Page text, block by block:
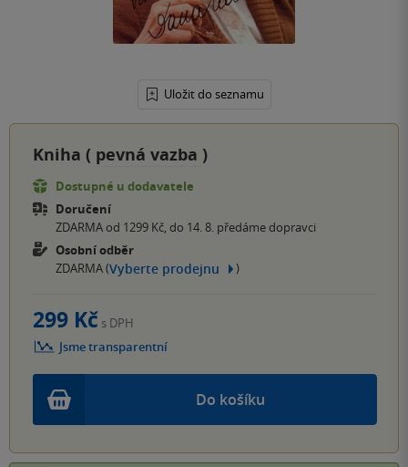
Uložit do seznamu
Kniha ( pevná vazba )
Dostupné u dodavatele
Doručení
ZDARMA od 1299 Kč, do 14. 8. předáme dopravci
Osobní odběr
ZDARMA (Vyberte prodejnu )
Do košíku
299 Kč s DPH
Jsme transparentní